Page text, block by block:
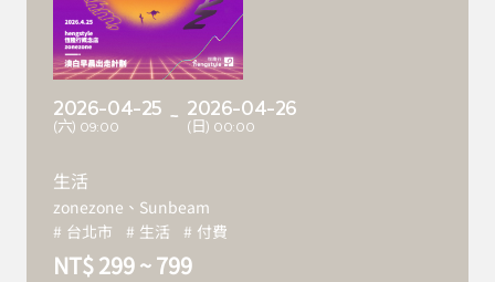
2026-04-25
(六) 09:00 ~ 2026-04-26
(日) 00:00
生活
zonezone、Sunbeam
台北市
生活 付費
NT$ 299 ~ 799